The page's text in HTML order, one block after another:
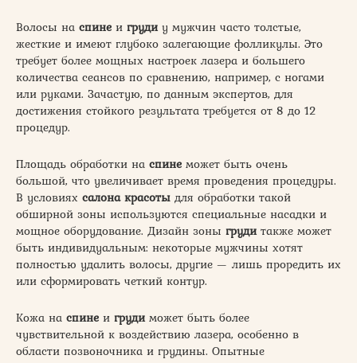
Волосы на спине и грудиу мужчин часто толстые,
жесткие и имеют глубоко залегающие фолликулы. Это
требует более мощных настроек лазера и большего
количества сеансов по сравнению, например, с ногами
или руками. Зачастую, по данным экспертов, для
достижения стойкого результата требуется от 8 до 12
процедур.
Площадь обработки на спине может быть очень
большой, что увеличивает время проведения процедуры.
В условиях салона красоты для обработки такой
обширной зоны используются специальные насадки и
мощное оборудование. Дизайн зоны грудитакже может
быть индивидуальным: некоторые мужчины хотят
полностью удалить волосы, другие — лишь проредить их
или сформировать четкий контур.
Кожа на спине и грудиможет быть более
чувствительной к воздействию лазера, особенно в
области позвоночника и грудины. Опытные